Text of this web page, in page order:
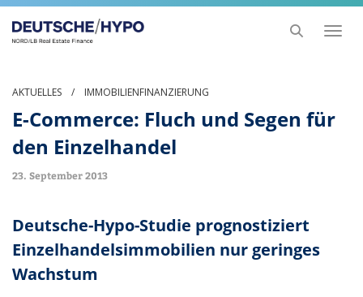
Toggle
AKTUELLES / IMMOBILIENFINANZIERUNG
E-Commerce: Fluch und Segen für
den Einzelhandel
23. September 2013
Deutsche-Hypo-Studie prognostiziert
Einzelhandelsimmobilien nur geringes
Wachstum